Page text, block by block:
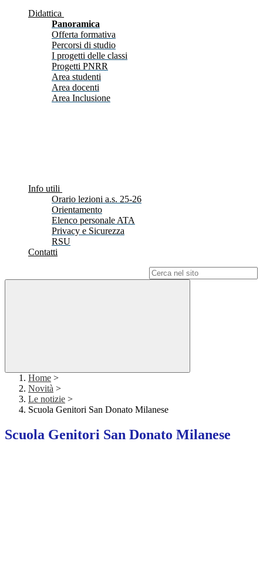
Didattica
Panoramica
Offerta formativa
Percorsi di studio
I progetti delle classi
Progetti PNRR
Area studenti
Area docenti
Area Inclusione
Info utili
Orario lezioni a.s. 25-26
Orientamento
Elenco personale ATA
Privacy e Sicurezza
RSU
Contatti
Home >
Novità >
Le notizie >
Scuola Genitori San Donato Milanese
Scuola Genitori San Donato Milanese